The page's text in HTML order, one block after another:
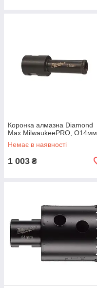
Коронка алмазна Diamond
Max MilwaukeePRO, O14мм
Немає в наявності
1 003 ₴